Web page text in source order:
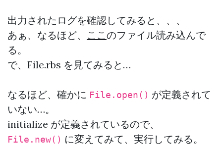
出力されたログを確認してみると、、、
あぁ、なるほど、 ここのファイル読み込んで
る。
で、File.rbs を見てみると…
なるほど、確かに File.open() が定義されて
いない…。
initialize が定義されているので、
File.new() に変えてみて、実行してみる。